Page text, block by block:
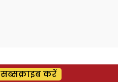
सब्सक्राइब करें